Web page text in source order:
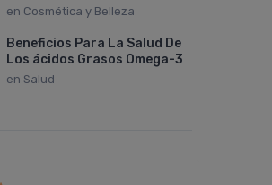
en Cosmética y Belleza
Beneficios Para La Salud De
Los ácidos Grasos Omega-3
en Salud